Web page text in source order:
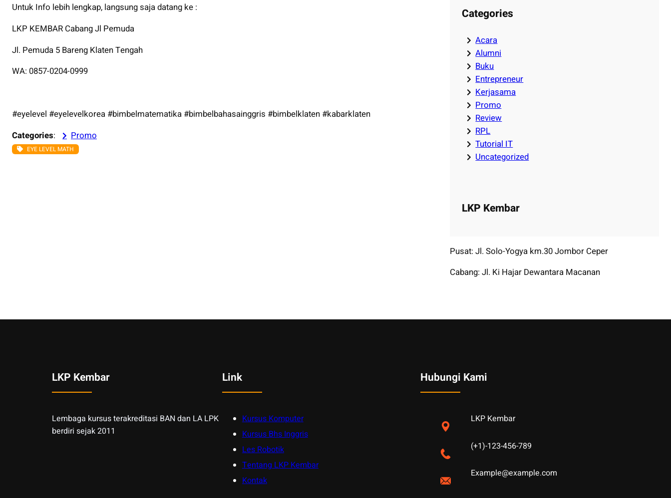
Untuk Info lebih lengkap, langsung saja datang ke :
LKP KEMBAR Cabang Jl Pemuda
Jl. Pemuda 5 Bareng Klaten Tengah
WA: 0857-0204-0999
#eyelevel #eyelevelkorea #bimbelmatematika #bimbelbahasainggris #bimbelklaten #kabarklaten
Categories: Promo
EYE LEVEL MATH
Categories
Acara
Alumni
Buku
Entrepreneur
Kerjasama
Promo
Review
RPL
Tutorial IT
Uncategorized
LKP Kembar
Pusat: Jl. Solo-Yogya km.30 Jombor Ceper
Cabang: Jl. Ki Hajar Dewantara Macanan
LKP Kembar
Lembaga kursus terakreditasi BAN dan LA LPK
berdiri sejak 2011
Link
Kursus Komputer
Kursus Bhs Inggris
Les Robotik
Tentang LKP Kembar
Kontak
Hubungi Kami
LKP Kembar
(+1)-123-456-789
Example@example.com